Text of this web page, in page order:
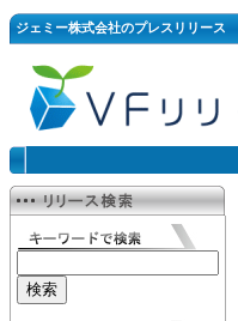
ジェミー株式会社のプレスリリース